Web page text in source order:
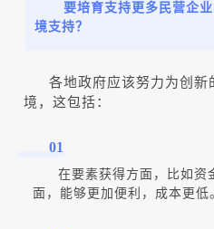
要培育支持更多民营企
境支持？
各地政府应该努力为创
境，这包括：
01
在要素获得方面，比如资
面，能够更加便利，成本更低